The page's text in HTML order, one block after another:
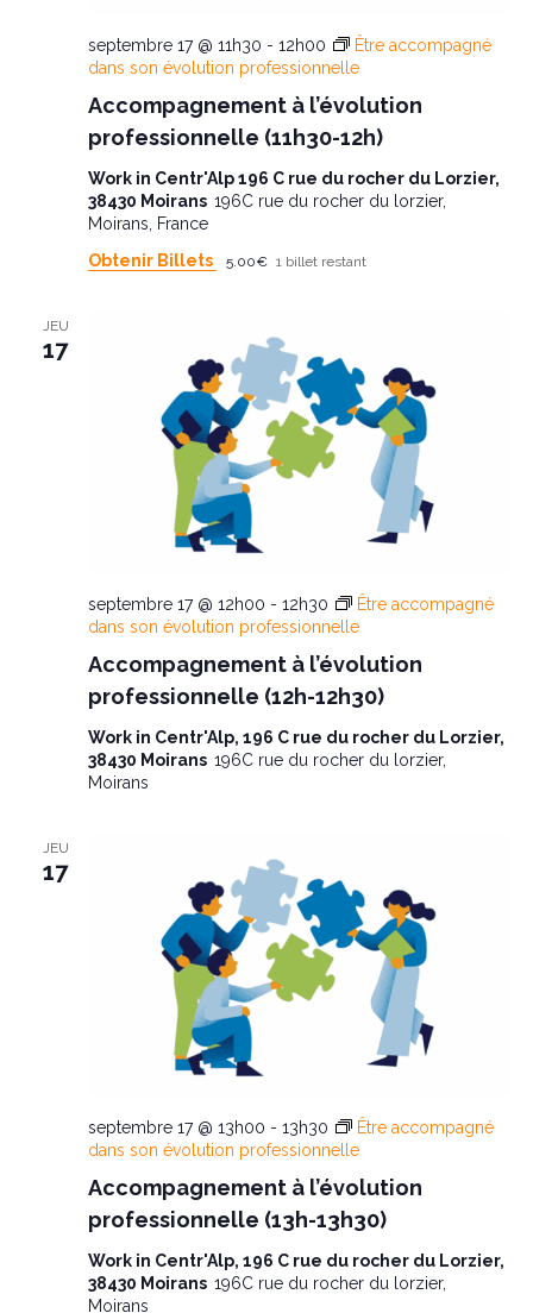
Accompagnement à l’évolution
professionnelle (11h30-12h)
septembre 17 @ 11h30 - 12h00
Être accompagné
dans son évolution professionnelle
Work in Centr'Alp 196 C rue du rocher du Lorzier,
38430 Moirans 196C rue du rocher du lorzier,
Moirans, France
Obtenir Billets
5.00€ 1 billet restant
JEU
17
Accompagnement à l’évolution
professionnelle (12h-12h30)
septembre 17 @ 12h00 - 12h30
Être accompagné
dans son évolution professionnelle
Work in Centr'Alp, 196 C rue du rocher du Lorzier,
38430 Moirans 196C rue du rocher du lorzier,
Moirans
JEU
17
Accompagnement à l’évolution
professionnelle (13h-13h30)
septembre 17 @ 13h00 - 13h30
Être accompagné
dans son évolution professionnelle
Work in Centr'Alp, 196 C rue du rocher du Lorzier,
38430 Moirans 196C rue du rocher du lorzier,
Moirans